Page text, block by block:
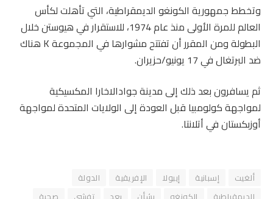
وتخطط جمهورية الكونغو الديمقراطية، التي تأهلت لكأس
العالم للمرة الأولى منذ عام 1974، للاستقرار في هيوستن خلال
البطولة ومن المقرر أن تفتتح مشوارها في المجموعة K هناك
ضد البرتغال في 17 يونيو/حزيران.
ثم يسافرون بعد ذلك إلى مدينة جوادالاخارا المكسيكية
لمواجهة كولومبيا قبل العودة إلى الولايات المتحدة لمواجهة
أوزبكستان في أتلانتا.
ألغيت إسبانية إيبولا الإفريقية
الدولة